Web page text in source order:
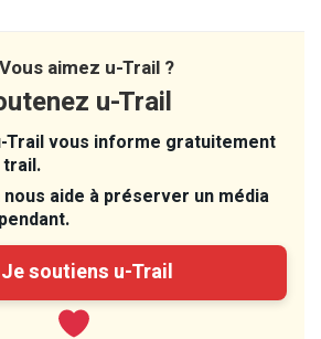
Vous aimez u-Trail ?
u-Trail
Trail vous informe gratuitement
trail.
aide à préserver un média
Je soutiens u-Trail